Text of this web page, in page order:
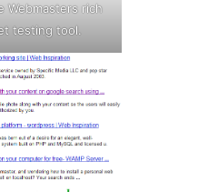
Webmasters rich
testing tool.